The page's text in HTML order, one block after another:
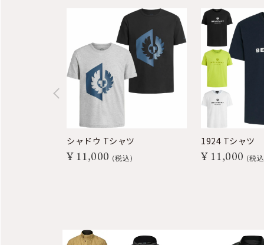
シャドウ Tシャツ
¥ 11,000 税込
1924 Tシャツ
¥ 11,000 税込